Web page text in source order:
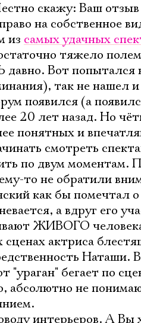
скажу: Ваш
на собственное
из самых удачных
тяжело
Вот попытался
так не нашел
появился (а
20 лет назад. Но
понятных и
смотреть
по двум моментам.
то не обратили
как бы помечтал
а вдруг его
ЖИВОГО
сценах актриса
Наташи.
"ураган" бегает по
абсолютно не
интерьеров. А Вы